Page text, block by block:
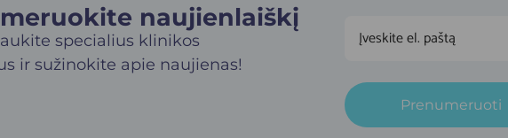
naujienlaiškį​
specialius klinikos
ir sužinokite apie naujienas!
Prenumeruoti